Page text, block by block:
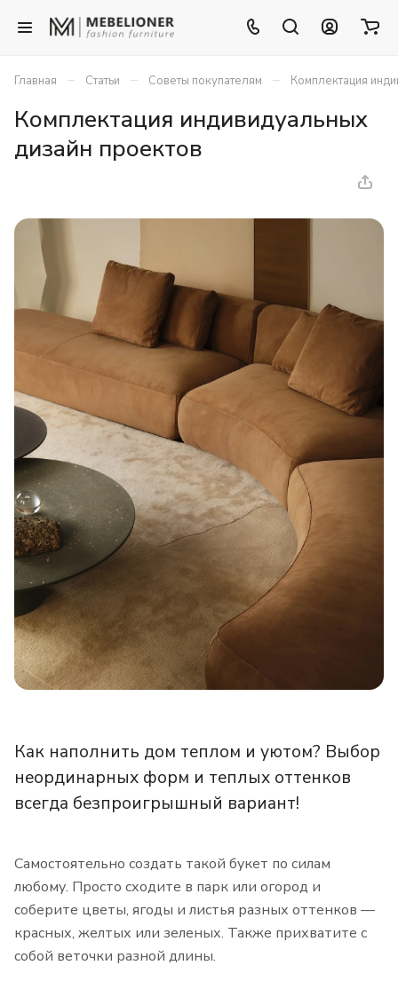
Главная – Статьи – Советы покупателям – Комплектация
Комплектация индивидуальных
дизайн проектов
Как наполнить дом теплом и уютом? Выбор
неординарных форм и теплых оттенков
всегда безпроигрышный вариант!
Самостоятельно создать такой букет по силам
любому. Просто сходите в парк или огород и
соберите цветы, ягоды и листья разных оттенков —
красных, желтых или зеленых. Также прихватите с
собой веточки разной длины.